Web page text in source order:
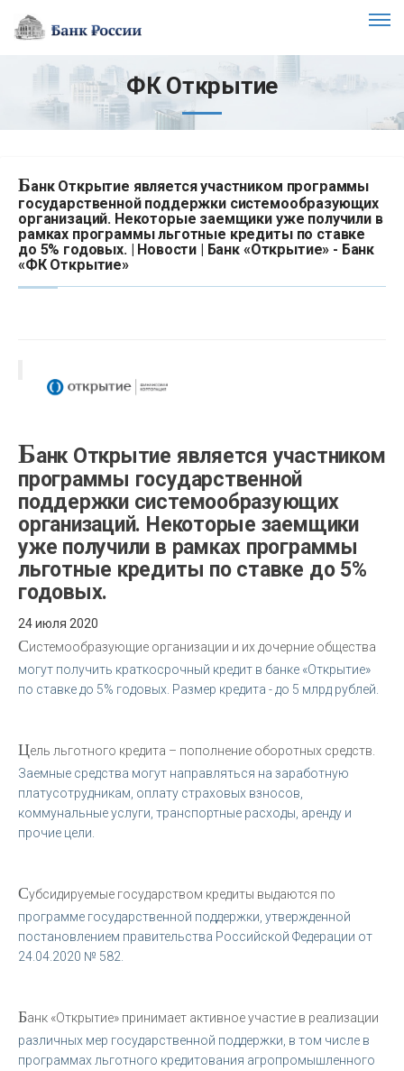
ФК Открытие
Банк Открытие является участником программы
государственной поддержки системообразующих
организаций. Некоторые заемщики уже получили в
рамках программы льготные кредиты по ставке
до 5% годовых. | Новости | Банк «Открытие» - Банк
«ФК Открытие»
Банк Открытие является участником
программы государственной
поддержки системообразующих
организаций. Некоторые заемщики
уже получили в рамках программы
льготные кредиты по ставке до 5%
годовых.
24 июля 2020
Системообразующие организации и их дочерние общества
могут получить краткосрочный кредит в банке «Открытие»
по ставке до 5% годовых. Размер кредита - до 5 млрд рублей.
Цель льготного кредита – пополнение оборотных средств.
Заемные средства могут направляться на заработную
платусотрудникам, оплату страховых взносов,
коммунальные услуги, транспортные расходы, аренду и
прочие цели.
Субсидируемые государством кредиты выдаются по
программе государственной поддержки, утвержденной
постановлением правительства Российской Федерации от
24.04.2020 № 582.
Банк «Открытие» принимает активное участие в реализации
различных мер государственной поддержки, в том числе в
программах льготного кредитования агропромышленного